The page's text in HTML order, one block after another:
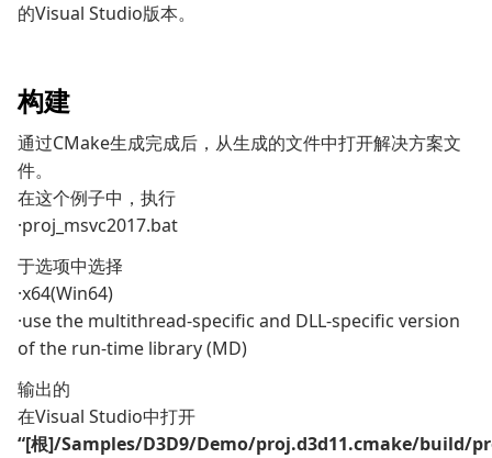
的Visual Studio版本。
构建
通过CMake生成完成后，从生成的文件中打开解决方案文
件。
在这个例子中，执行
·proj_msvc2017.bat
于选项中选择
·x64(Win64)
·use the multithread-specific and DLL-specific version
of the run-time library (MD)
输出的
在Visual Studio中打开
“[根]/Samples/D3D9/Demo/proj.d3d11.cmake/build/